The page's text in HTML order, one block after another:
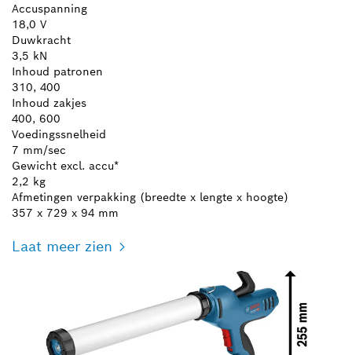
Accuspanning
18,0 V
Duwkracht
3,5 kN
Inhoud patronen
310, 400
Inhoud zakjes
400, 600
Voedingssnelheid
7 mm/sec
Gewicht excl. accu*
2,2 kg
Afmetingen verpakking (breedte x lengte x hoogte)
357 x 729 x 94 mm
Laat meer zien